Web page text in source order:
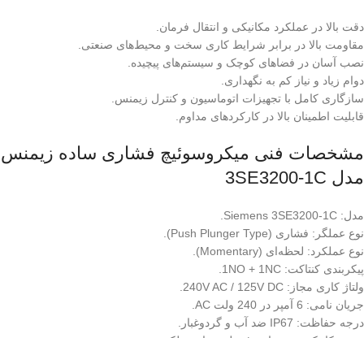
دقت بالا در عملکرد مکانیکی و انتقال فرمان.
مقاومت بالا در برابر شرایط کاری سخت و محیط‌های صنعتی.
نصب آسان در فضاهای کوچک و سیستم‌های پیچیده.
دوام زیاد و نیاز کم به نگهداری.
سازگاری کامل با تجهیزات اتوماسیون و کنترل زیمنس.
قابلیت اطمینان بالا در کارکردهای مداوم.
مشخصات فنی میکروسوئیچ فشاری ساده زیمنس
مدل 3SE3200-1C
مدل: Siemens 3SE3200-1C.
نوع عملگر: فشاری (Push Plunger Type).
نوع عملکرد: لحظه‌ای (Momentary).
پیکربندی کنتاکت: 1NO + 1NC.
ولتاژ کاری مجاز: 240V AC / 125V DC.
جریان نامی: 6 آمپر در 240 ولت AC.
درجه حفاظت: IP67 ضد آب و گردوغبار.